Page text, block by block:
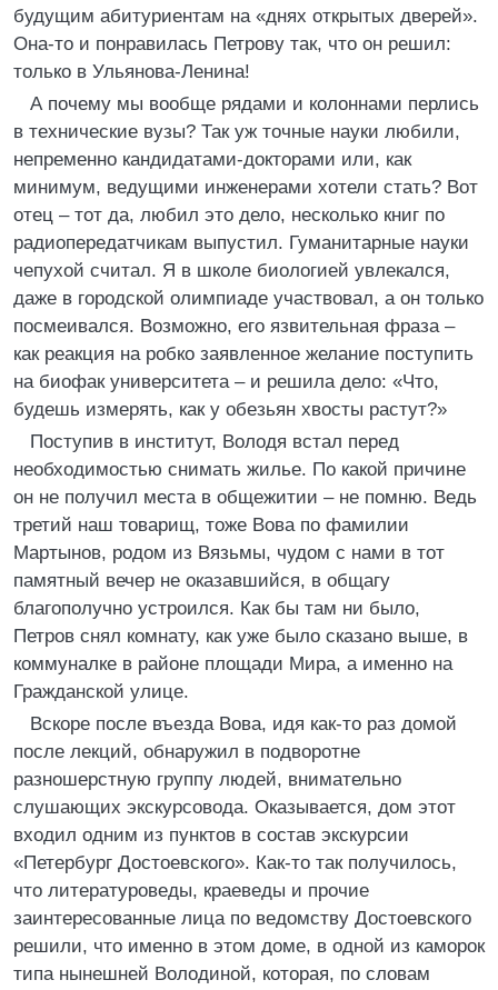
будущим абитуриентам на «днях открытых дверей».
Она-то и понравилась Петрову так, что он решил:
только в Ульянова-Ленина!
А почему мы вообще рядами и колоннами перлись
в технические вузы? Так уж точные науки любили,
непременно кандидатами-докторами или, как
минимум, ведущими инженерами хотели стать? Вот
отец – тот да, любил это дело, несколько книг по
радиопередатчикам выпустил. Гуманитарные науки
чепухой считал. Я в школе биологией увлекался,
даже в городской олимпиаде участвовал, а он только
посмеивался. Возможно, его язвительная фраза –
как реакция на робко заявленное желание поступить
на биофак университета – и решила дело: «Что,
будешь измерять, как у обезьян хвосты растут?»
Поступив в институт, Володя встал перед
необходимостью снимать жилье. По какой причине
он не получил места в общежитии – не помню. Ведь
третий наш товарищ, тоже Вова по фамилии
Мартынов, родом из Вязьмы, чудом с нами в тот
памятный вечер не оказавшийся, в общагу
благополучно устроился. Как бы там ни было,
Петров снял комнату, как уже было сказано выше, в
коммуналке в районе площади Мира, а именно на
Гражданской улице.
Вскоре после въезда Вова, идя как-то раз домой
после лекций, обнаружил в подворотне
разношерстную группу людей, внимательно
слушающих экскурсовода. Оказывается, дом этот
входил одним из пунктов в состав экскурсии
«Петербург Достоевского». Как-то так получилось,
что литературоведы, краеведы и прочие
заинтересованные лица по ведомству Достоевского
решили, что именно в этом доме, в одной из каморок
типа нынешней Володиной, которая, по словам